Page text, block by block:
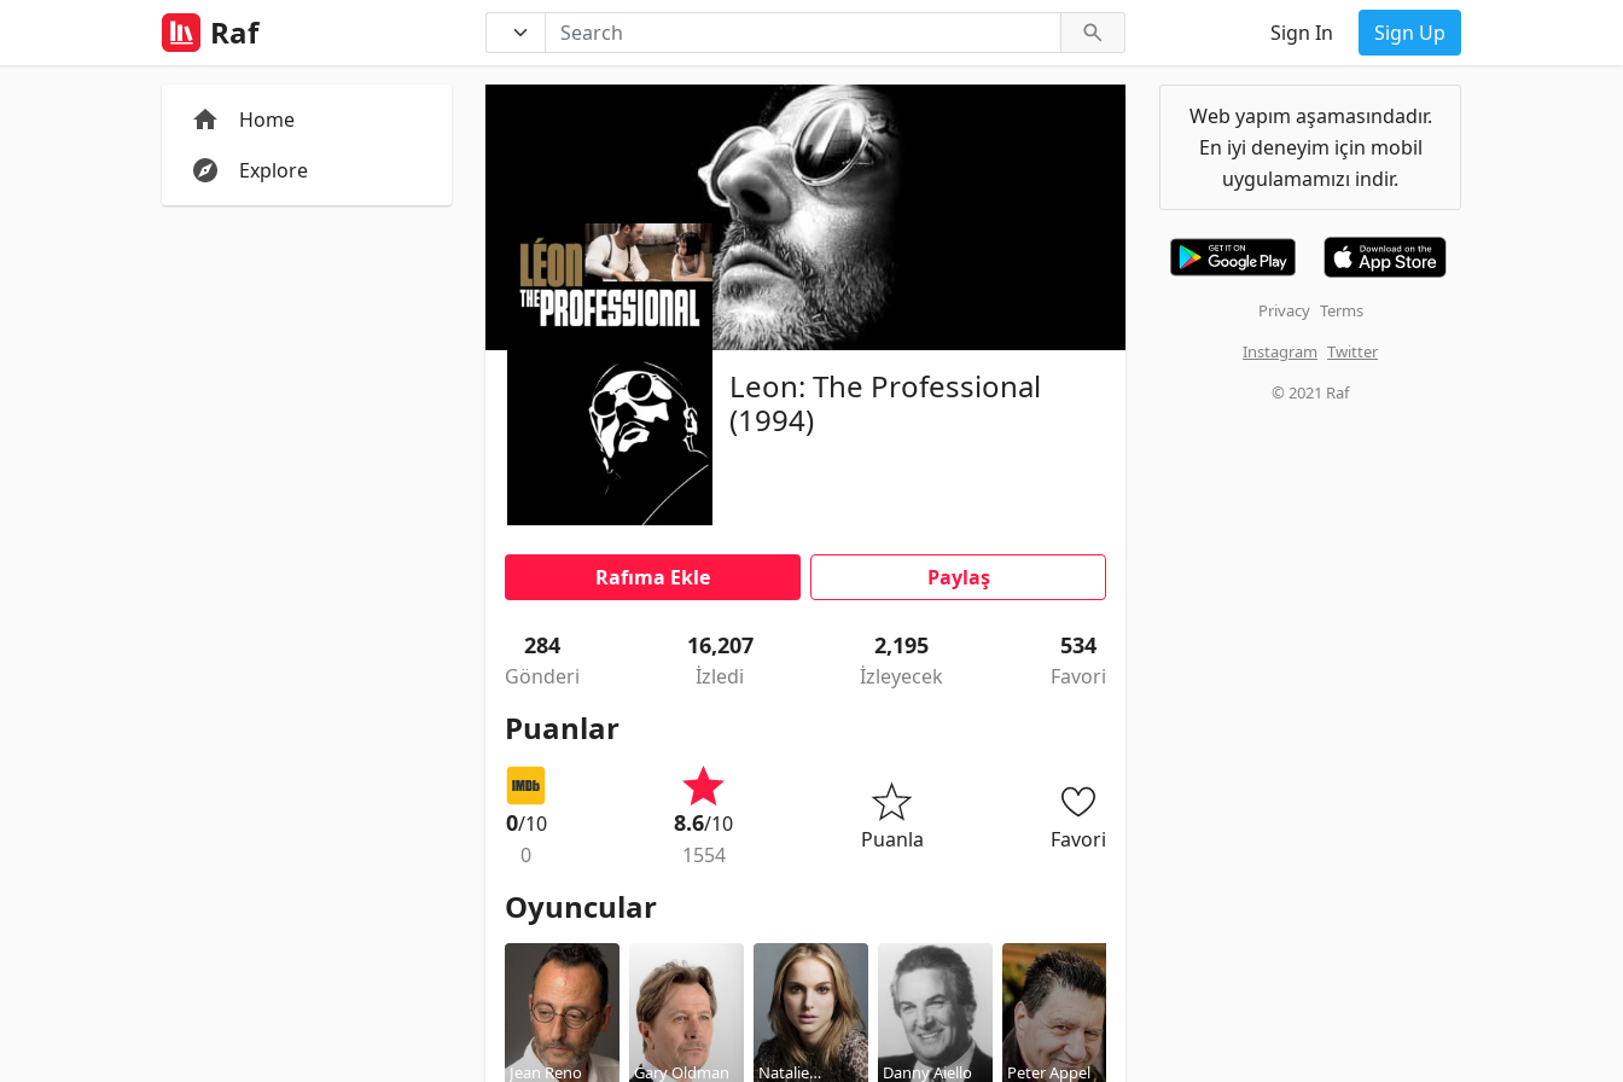
Raf Sign In Sign Up
Home
Explore
Leon: The Professional
(1994)
Rafıma Ekle Paylaş
284
Gönderi
16,207
İzledi
2,195
İzleyecek
534
Favori
Puanlar
0/10
0
8.6/10
1554
Puanla Favori
Oyuncular
Jean Reno Gary Oldman Natalie Danny Aiello Peter Appel
Web yapım aşamasındadır.
En iyi deneyim için mobil
uygulamamızı indir.
Privacy Terms
Instagram Twitter
© 2021 Raf